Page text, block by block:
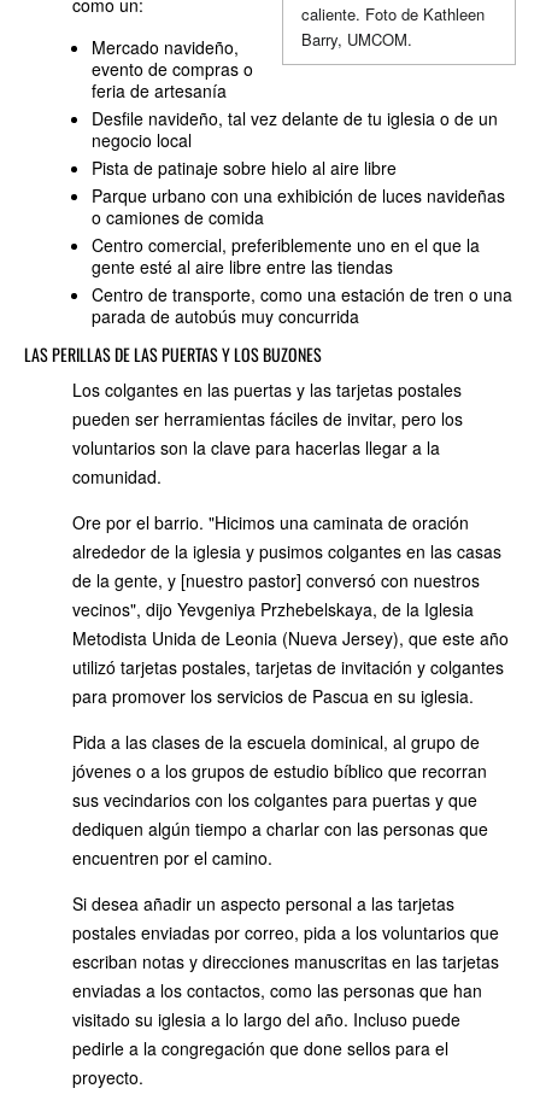
caliente. Foto de Kathleen
Barry, UMCOM.
como un:
Mercado navideño,
evento de compras o
feria de artesanía
Desfile navideño, tal vez delante de tu iglesia o de un
negocio local
Pista de patinaje sobre hielo al aire libre
Parque urbano con una exhibición de luces navideñas
o camiones de comida
Centro comercial, preferiblemente uno en el que la
gente esté al aire libre entre las tiendas
Centro de transporte, como una estación de tren o una
parada de autobús muy concurrida
LAS PERILLAS DE LAS PUERTAS Y LOS BUZONES
Los colgantes en las puertas y las tarjetas postales
pueden ser herramientas fáciles de invitar, pero los
voluntarios son la clave para hacerlas llegar a la
comunidad.
Ore por el barrio. "Hicimos una caminata de oración
alrededor de la iglesia y pusimos colgantes en las casas
de la gente, y [nuestro pastor] conversó con nuestros
vecinos", dijo Yevgeniya Przhebelskaya, de la Iglesia
Metodista Unida de Leonia (Nueva Jersey), que este año
utilizó tarjetas postales, tarjetas de invitación y colgantes
para promover los servicios de Pascua en su iglesia.
Pida a las clases de la escuela dominical, al grupo de
jóvenes o a los grupos de estudio bíblico que recorran
sus vecindarios con los colgantes para puertas y que
dediquen algún tiempo a charlar con las personas que
encuentren por el camino.
Si desea añadir un aspecto personal a las tarjetas
postales enviadas por correo, pida a los voluntarios que
escriban notas y direcciones manuscritas en las tarjetas
enviadas a los contactos, como las personas que han
visitado su iglesia a lo largo del año. Incluso puede
pedirle a la congregación que done sellos para el
proyecto.